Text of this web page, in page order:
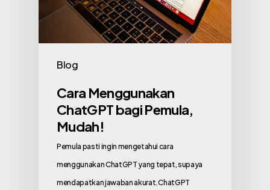
Blog
Cara Menggunakan
ChatGPT bagi Pemula,
Mudah!
Pemula pasti ingin mengetahui cara
menggunakan ChatGPT yang tepat, supaya
mendapatkan jawaban akurat. ChatGPT